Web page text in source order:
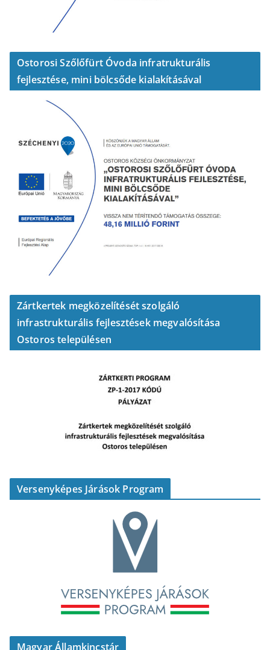
Ostorosi Szőlőfürt Óvoda infratrukturális
fejlesztése, mini bölcsőde kialakításával
Zártkertek megközelítését szolgáló
infrastrukturális fejlesztések megvalósítása
Ostoros településen
Versenyképes Járások Program
Magyar Államkincstár